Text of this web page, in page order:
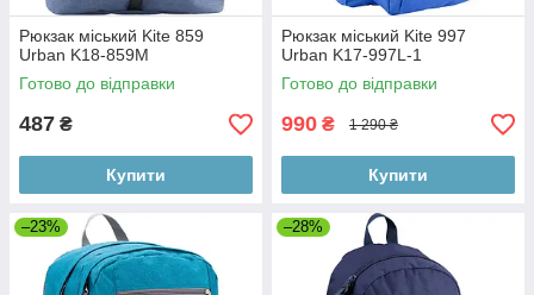
Рюкзак міський Kite 859
Urban K18-859M
Готово до відправки
487 ₴
Купити
Рюкзак міський Kite 997
Urban K17-997L-1
Готово до відправки
990 ₴ 1 290 ₴
Купити
–23% –28%